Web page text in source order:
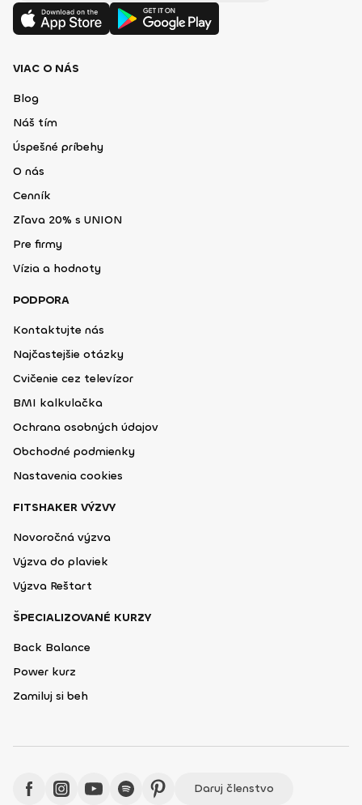
VIAC O NÁS
Blog
Náš tím
Úspešné príbehy
O nás
Cenník
Zľava 20% s UNION
Pre firmy
Vízia a hodnoty
PODPORA
Kontaktujte nás
Najčastejšie otázky
Cvičenie cez televízor
BMI kalkulačka
Ochrana osobných údajov
Obchodné podmienky
Nastavenia cookies
FITSHAKER VÝZVY
Novoročná výzva
Výzva do plaviek
Výzva Reštart
ŠPECIALIZOVANÉ KURZY
Back Balance
Power kurz
Zamiluj si beh
Daruj členstvo